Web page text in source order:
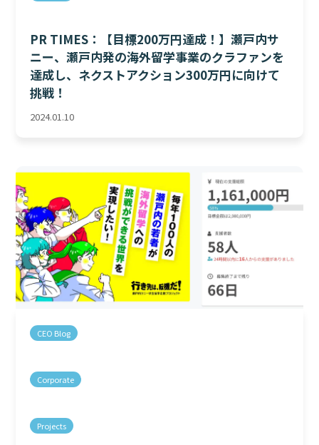
PR TIMES：【目標200万円達成！】瀬戸内サ
ニー、瀬戸内発の海外留学事業のクラファンを
達成し、ネクストアクション300万円に向けて
挑戦！
2024.01.10
CEO Blog
Corporate
Projects